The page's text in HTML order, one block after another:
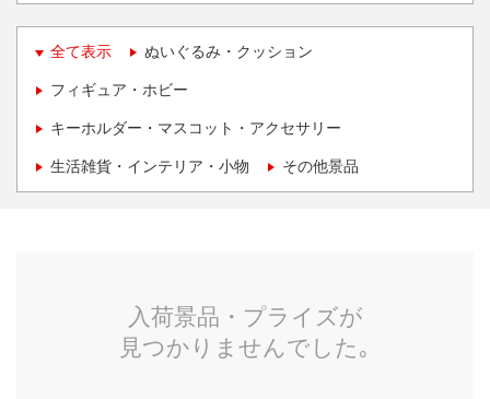
全て表示 ぬいぐるみ・クッション
フィギュア・ホビー
キーホルダー・マスコット・アクセサリー
生活雑貨・インテリア・小物 その他景品